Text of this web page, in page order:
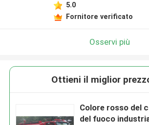
5.0
Fornitore verificato
Osservi più
Ottieni il miglior
Colore rosso del
del fuoco